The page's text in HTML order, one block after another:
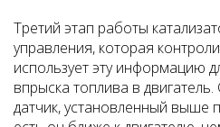
Третий этап работы
управления, которая
использует эту информацию
впрыска топлива в
датчик, установленный выше